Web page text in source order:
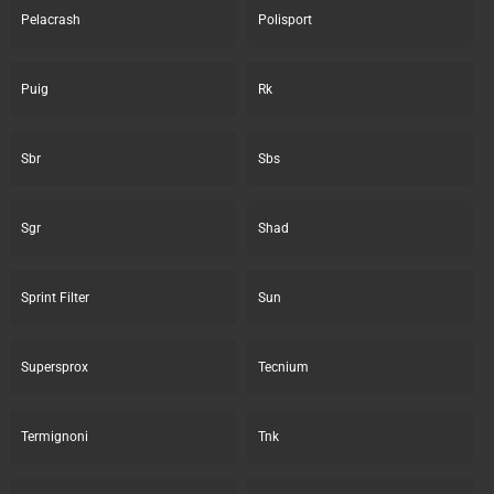
Pelacrash Polisport
Puig Rk
Sbr Sbs
Sgr Shad
Sprint Filter Sun
Supersprox Tecnium
Termignoni Tnk